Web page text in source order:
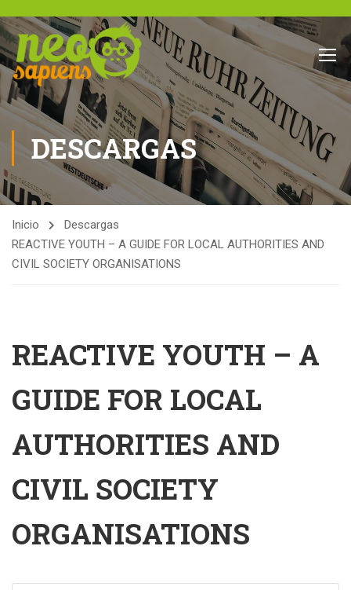
DESCARGAS
Inicio
Descargas
REACTIVE YOUTH – A GUIDE FOR LOCAL AUTHORITIES AND
CIVIL SOCIETY ORGANISATIONS
REACTIVE YOUTH – A
GUIDE FOR LOCAL
AUTHORITIES AND
CIVIL SOCIETY
ORGANISATIONS